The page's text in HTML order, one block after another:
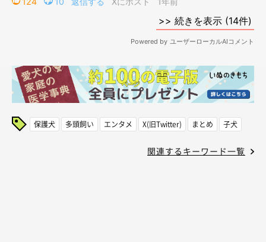
保護犬 多頭飼い エンタメ X(旧Twitter) まとめ 子犬
関連するキーワード一覧